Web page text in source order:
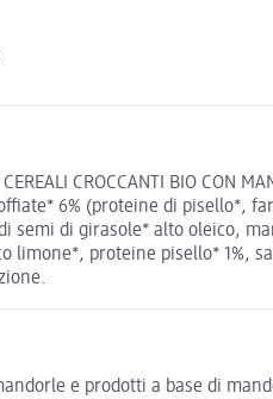
CROCCANTI BIO CON
6% (proteine di pisello*,
semi di girasole* alto oleico,
limone*, proteine pisello*
e prodotti a base di